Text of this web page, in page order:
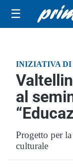
☰
INIZIATIVA DI
al
Progetto per
culturale